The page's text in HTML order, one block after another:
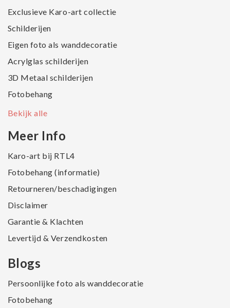
Exclusieve Karo-art collectie
Schilderijen
Eigen foto als wanddecoratie
Acrylglas schilderijen
3D Metaal schilderijen
Fotobehang
Bekijk alle
Meer Info
Karo-art bij RTL4
Fotobehang (informatie)
Retourneren/beschadigingen
Disclaimer
Garantie & Klachten
Levertijd & Verzendkosten
Blogs
Persoonlijke foto als wanddecoratie
Fotobehang